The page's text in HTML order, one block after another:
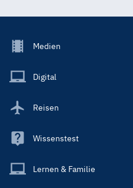
Footer
Main
Medien
Digital
Reisen
Wissenstest
Lernen & Familie